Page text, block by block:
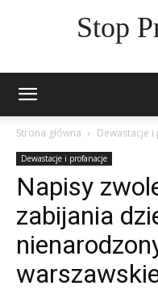
Stop
Strona główna Dewastacje
Dewastacje i profanacje
Napisy
zabijania